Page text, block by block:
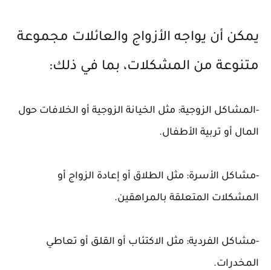
يمكن أن يواجه الأزواج والعائلات مجموعة
متنوعة من المشكلات، بما في ذلك:
-المشاكل الزوجية: مثل الخيانة الزوجية أو الخلافات حول
المال أو تربية الأطفال.
-مشاكل الأسرة: مثل الطلاق أو إعادة الزواج أو
المشكلات المتعلقة بالمراهقين.
-مشاكل الفردية: مثل الاكتئاب أو القلق أو تعاطي
المخدرات.